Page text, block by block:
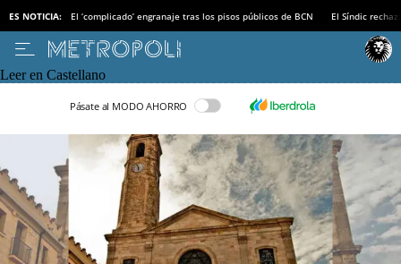
ES NOTICIA: El ‘complicado’ engranaje tras los pisos públicos de BCN El Síndic
Leer en Castellano
Pásate al MODO AHORRO